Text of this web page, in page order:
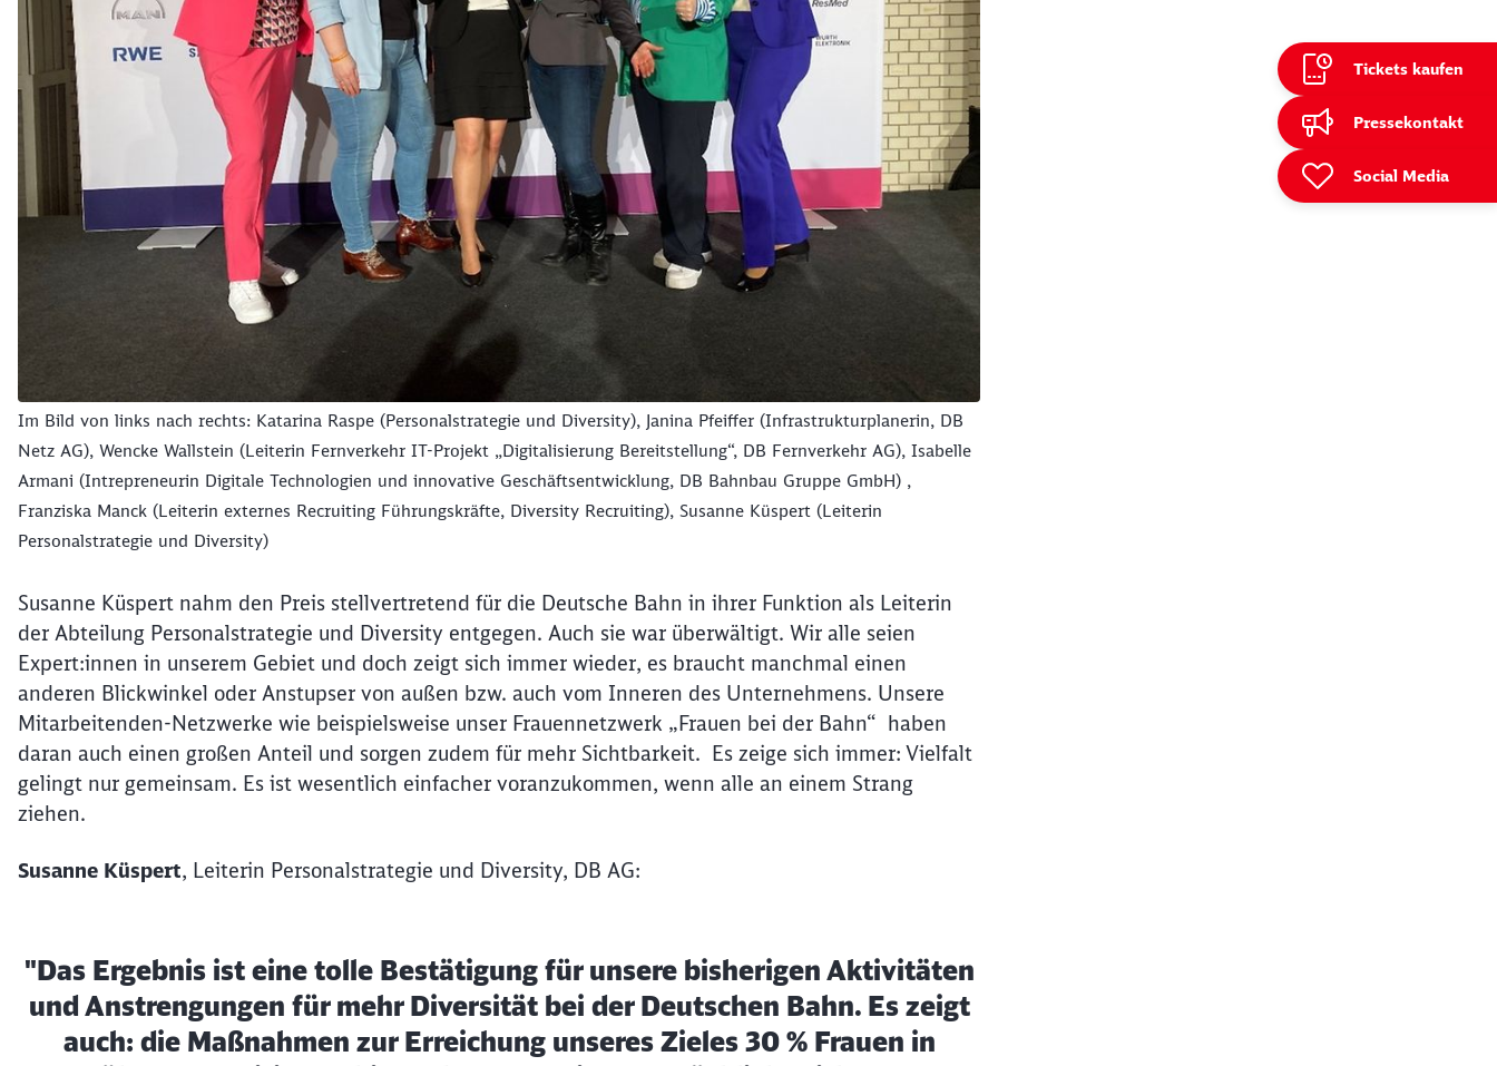
Tickets kaufen
Pressekontakt
Social Media
Im Bild von links nach rechts: Katarina Raspe (Personalstrategie und Diversity), Janina Pfeiffer (Infrastrukturplanerin, DB
Netz AG), Wencke Wallstein (Leiterin Fernverkehr IT-Projekt „Digitalisierung Bereitstellung“, DB Fernverkehr AG), Isabelle
Armani (Intrepreneurin Digitale Technologien und innovative Geschäftsentwicklung, DB Bahnbau Gruppe GmbH) ,
Franziska Manck (Leiterin externes Recruiting Führungskräfte, Diversity Recruiting), Susanne Küspert (Leiterin
Personalstrategie und Diversity)
Susanne Küspert nahm den Preis stellvertretend für die Deutsche Bahn in ihrer Funktion als Leiterin
der Abteilung Personalstrategie und Diversity entgegen. Auch sie war überwältigt. Wir alle seien
Expert:innen in unserem Gebiet und doch zeigt sich immer wieder, es braucht manchmal einen
anderen Blickwinkel oder Anstupser von außen bzw. auch vom Inneren des Unternehmens. Unsere
Mitarbeitenden-Netzwerke wie beispielsweise unser Frauennetzwerk „Frauen bei der Bahn“ haben
daran auch einen großen Anteil und sorgen zudem für mehr Sichtbarkeit. Es zeige sich immer: Vielfalt
gelingt nur gemeinsam. Es ist wesentlich einfacher voranzukommen, wenn alle an einem Strang
ziehen.
Susanne Küspert, Leiterin Personalstrategie und Diversity, DB AG:
"Das Ergebnis ist eine tolle Bestätigung für unsere bisherigen Aktivitäten
und Anstrengungen für mehr Diversität bei der Deutschen Bahn. Es zeigt
auch: die Maßnahmen zur Erreichung unseres Zieles 30 % Frauen in
Schließen
Möchten Sie zuweitergeleitet werden?
Abbrechen Weiter